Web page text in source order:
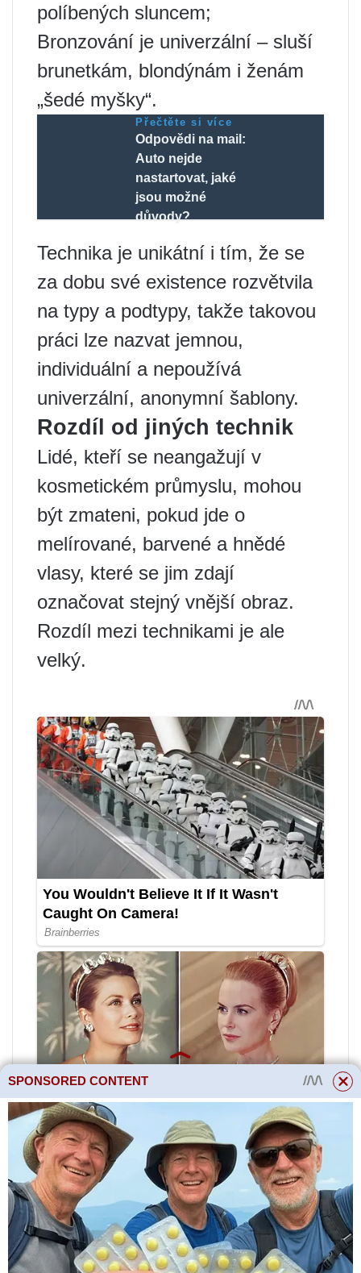
políbených sluncem;
Bronzování je univerzální – sluší
brunetkám, blondýnám i ženám
„šedé myšky“.
Přečtěte si více
Odpovědi na mail:
Auto nejde
nastartovat, jaké
jsou možné
důvody?
Technika je unikátní i tím, že se
za dobu své existence rozvětvila
na typy a podtypy, takže takovou
práci lze nazvat jemnou,
individuální a nepoužívá
univerzální, anonymní šablony.
Rozdíl od jiných technik
Lidé, kteří se neangažují v
kosmetickém průmyslu, mohou
být zmateni, pokud jde o
melírované, barvené a hnědé
vlasy, které se jim zdají
označovat stejný vnější obraz.
Rozdíl mezi technikami je ale
velký.
SPONSORED CONTENT